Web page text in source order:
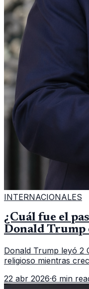
INTERNACIONALES
¿Cuál fue el
Donald Trump
Donald Trump leyó 2
religioso mientras
22 abr 2026·6 min